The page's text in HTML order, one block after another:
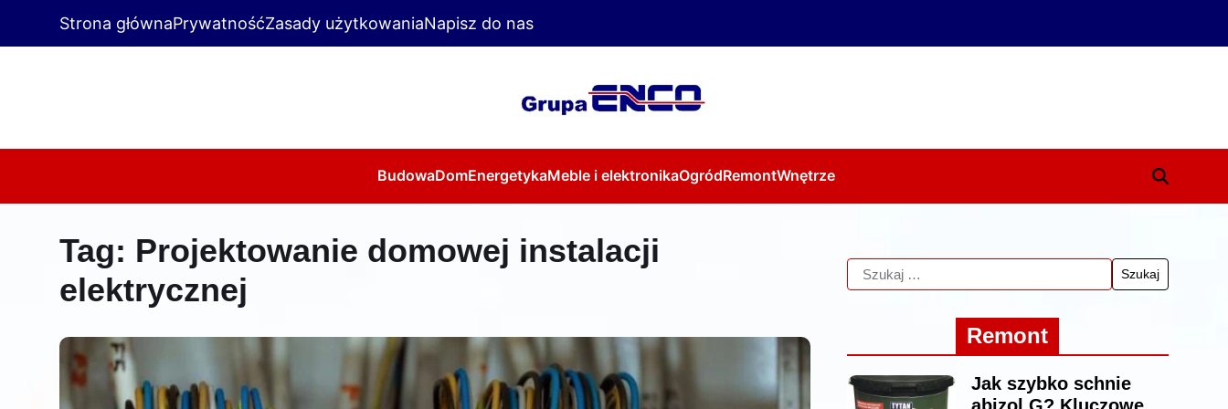
Strona głównaPrywatnośćZasady użytkowaniaNapisz do nas
BudowaDomEnergetykaMeble i elektronikaOgródRemontWnętrze
Tag: Projektowanie domowej instalacji
elektrycznej
Remont
Jak szybko schnie